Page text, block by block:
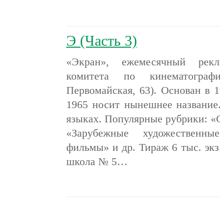
Э (Часть 3)
«Экран», ежемесячный
комитета по
Первомайская, 63). Основан в
1965 носит нынешнее
языках. Популярные рубрики:
«Зарубежные
фильмы» и др. Тираж 6 тыс.
школа № 5…